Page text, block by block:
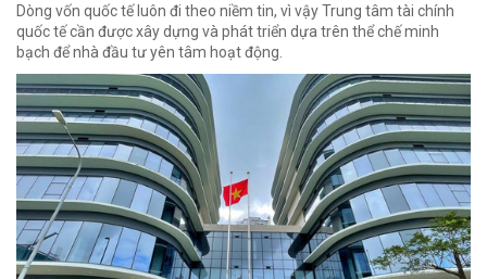
Dòng vốn quốc tế luôn đi theo niềm tin, vì vậy Trung tâm tài chính
quốc tế cần được xây dựng và phát triển dựa trên thể chế minh
bạch để nhà đầu tư yên tâm hoạt động.